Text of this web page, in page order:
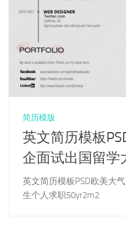
简历模版
英文简历模板
企面试出国留学
英文简历模板PSD欧美大
生个人求职50yr2m2